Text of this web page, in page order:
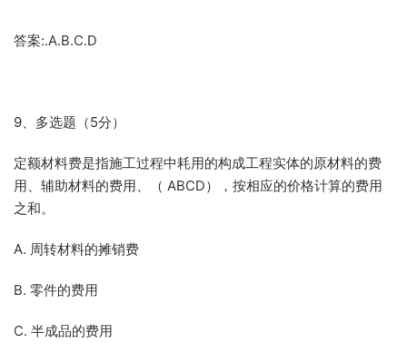
答案:.A.B.C.D
9、多选题（5分）
定额材料费是指施工过程中耗用的构成工程实体的原材料的费
用、辅助材料的费用、（ ABCD），按相应的价格计算的费用
之和。
A. 周转材料的摊销费
B. 零件的费用
C. 半成品的费用